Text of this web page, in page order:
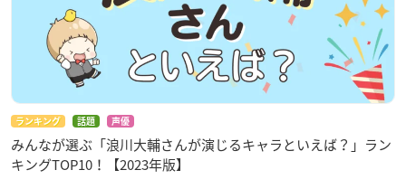
ランキング 話題 声優
みんなが選ぶ「浪川大輔さんが演じるキャラといえば？」ラン
キングTOP10！【2023年版】